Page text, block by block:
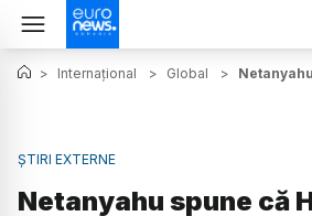
> Internațional > Global >
ȘTIRI EXTERNE
Netanyahu spune că